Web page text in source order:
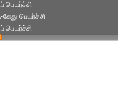
பெயர்ச்சி
கேது பெயர்ச்சி
பெயர்ச்சி